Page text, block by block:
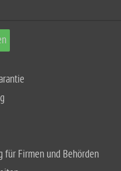
für Firmen und Behörden